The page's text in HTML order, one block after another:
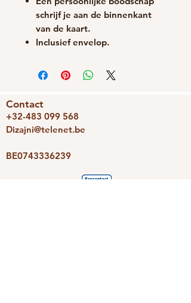
schrijf je aan de binnenkant
van de kaart.
Inclusief envelop.
Contact
+32-483 099 568
Dizajni@telenet.be
BE0743336239